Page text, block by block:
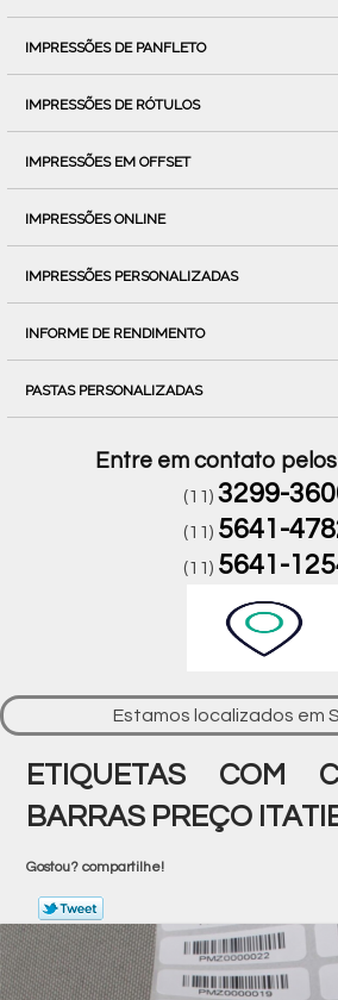
IMPRESSÕES DE PANFLETO
IMPRESSÕES DE RÓTULOS
IMPRESSÕES EM OFFSET
IMPRESSÕES ONLINE
IMPRESSÕES PERSONALIZADAS
INFORME DE RENDIMENTO
PASTAS PERSONALIZADAS
Entre em contato
(11) 3299-
(11) 5641-
(11) 5641-
Estamos localizados em
ETIQUETAS COM
BARRAS PREÇO
Gostou? compartilhe!